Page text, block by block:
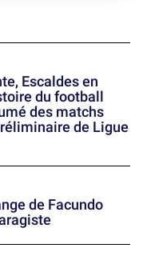
Escaldes en
du football
des matchs
de Ligue
de Facundo